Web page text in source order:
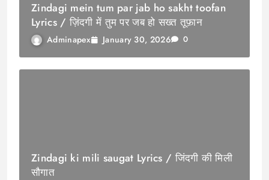
Zindagi mein tum par jab ho sakht toofan
Lyrics / ज़िंदगी में तुम पर जब हो सख्त तूफ़ान
Adminapex January 30, 2026 0
Zindagi ki mili saugat Lyrics / जिंदगी की मिली
सौगात